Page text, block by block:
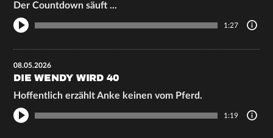
Der Countdown säuft ...
1:27
08.05.2026
DIE WENDY WIRD 40
Hoffentlich erzählt Anke keinen vom Pferd.
1:19